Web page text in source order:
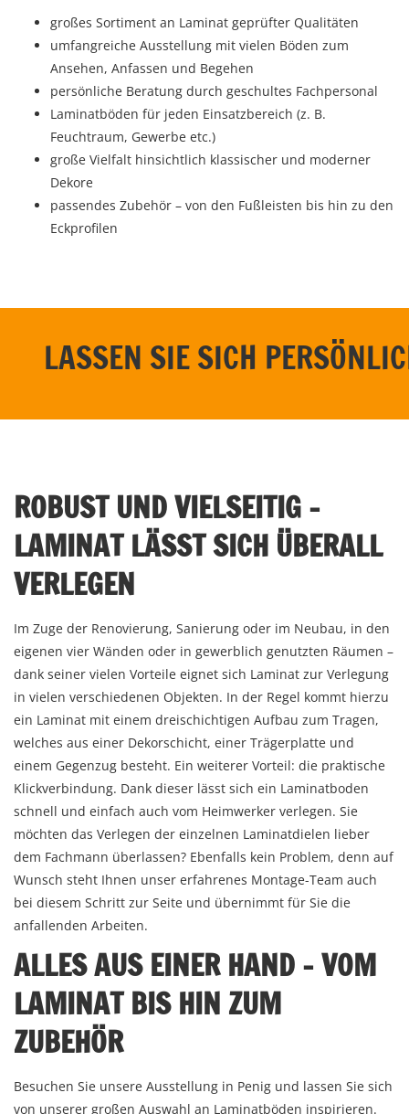
großes Sortiment an Laminat geprüfter Qualitäten
umfangreiche Ausstellung mit vielen Böden zum
Ansehen, Anfassen und Begehen
persönliche Beratung durch geschultes Fachpersonal
Laminatböden für jeden Einsatzbereich (z. B.
Feuchtraum, Gewerbe etc.)
große Vielfalt hinsichtlich klassischer und moderner
Dekore
passendes Zubehör – von den Fußleisten bis hin zu den
Eckprofilen
LASSEN SIE SICH
ROBUST UND VIELSEITIG –
LAMINAT LÄSST SICH ÜBERALL
VERLEGEN
Im Zuge der Renovierung, Sanierung oder im Neubau, in den
eigenen vier Wänden oder in gewerblich genutzten Räumen –
dank seiner vielen Vorteile eignet sich Laminat zur Verlegung
in vielen verschiedenen Objekten. In der Regel kommt hierzu
ein Laminat mit einem dreischichtigen Aufbau zum Tragen,
welches aus einer Dekorschicht, einer Trägerplatte und
einem Gegenzug besteht. Ein weiterer Vorteil: die praktische
Klickverbindung. Dank dieser lässt sich ein Laminatboden
schnell und einfach auch vom Heimwerker verlegen. Sie
möchten das Verlegen der einzelnen Laminatdielen lieber
dem Fachmann überlassen? Ebenfalls kein Problem, denn auf
Wunsch steht Ihnen unser erfahrenes Montage-Team auch
bei diesem Schritt zur Seite und übernimmt für Sie die
anfallenden Arbeiten.
ALLES AUS EINER HAND – VOM
LAMINAT BIS HIN ZUM
ZUBEHÖR
Besuchen Sie unsere Ausstellung in Penig und lassen Sie sich
von unserer großen Auswahl an Laminatböden inspirieren.